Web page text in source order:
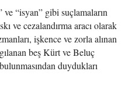
ve “isyan” gibi suçlamaların
ve cezalandırma aracı olarak
işkence ve zorla alınan
beş Kürt ve Beluç
duydukları